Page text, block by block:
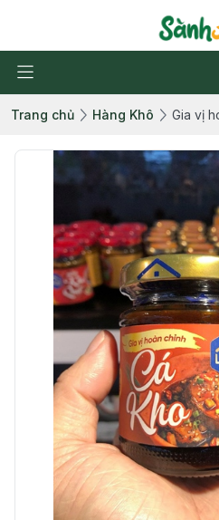
Trang chủ Hàng Khô Gia vị